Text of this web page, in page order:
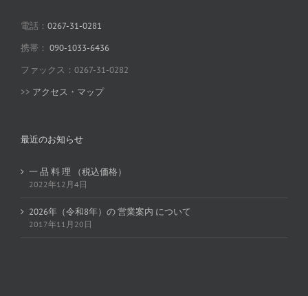
電話： 0267-31-0281
携帯： 090-1033-6436
ファックス：0267-31-0282
>> アクセス・マップ
最近のお知らせ
一 品 料 理 （税込価格）
2022年12月4日
2026年（令和8年）の 営業案内 について
2017年11月20日